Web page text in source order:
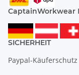
CaptainWorkwear
SICHERHEIT
Paypal-Käuferschutz